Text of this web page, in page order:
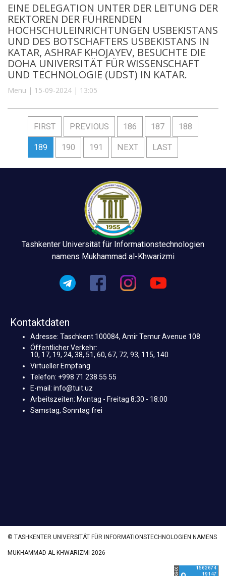
EINE DELEGATION UNTER DER LEITUNG DER
REKTOREN DER FÜHRENDEN
HOCHSCHULEINRICHTUNGEN USBEKISTANS
UND DES BOTSCHAFTERS USBEKISTANS IN
KATAR, ASHRAF KHOJAYEV, BESUCHTE DIE
DOHA UNIVERSITÄT FÜR WISSENSCHAFT
UND TECHNOLOGIE (UDST) IN KATAR.
Menu | 15-09-2024 | 13:05
FIRST PREVIOUS 186 187 188
189 190 191 NEXT LAST
Tashkenter Universität für Informationstechnologien
namens Mukhammad al-Khwarizmi
Kontaktdaten
Adresse: Taschkent 100084, Amir Temur Avenue 108
Öffentlicher Verkehr:
10, 17, 19, 24, 38, 51, 60, 67, 72, 93, 115, 140
Virtueller Empfang
Telefon: +998 71 238 55 55
E-mail: info@tuit.uz
Arbeitszeiten: Montag - Freitag 8:30 - 18:00
Samstag, Sonntag frei
© TASHKENTER UNIVERSITÄT FÜR INFORMATIONSTECHNOLOGIEN NAMENS
MUKHAMMAD AL-KHWARIZMI 2026